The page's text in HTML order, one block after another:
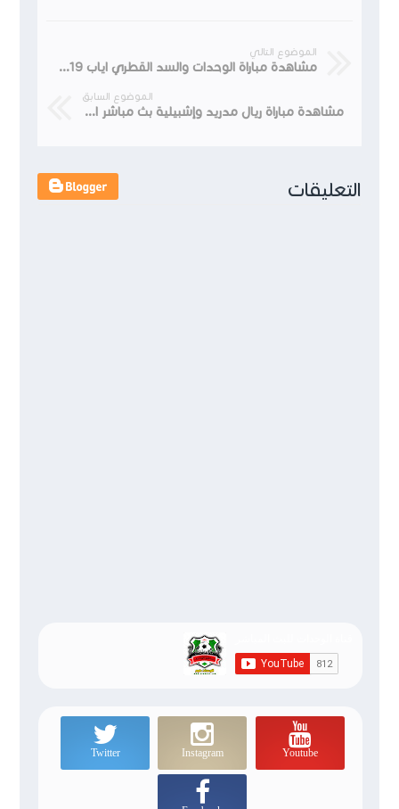
الموضوع التالي
مشاهدة مباراة الوحدات والسد القطري اياب 19-4-2022 دوري أبطال آسيا
الموضوع السابق
مشاهدة مباراة ريال مدريد وإشبيلية بث مباشر الدوري الاسباني
التعليقات
Youtube
Instagram
Twitter